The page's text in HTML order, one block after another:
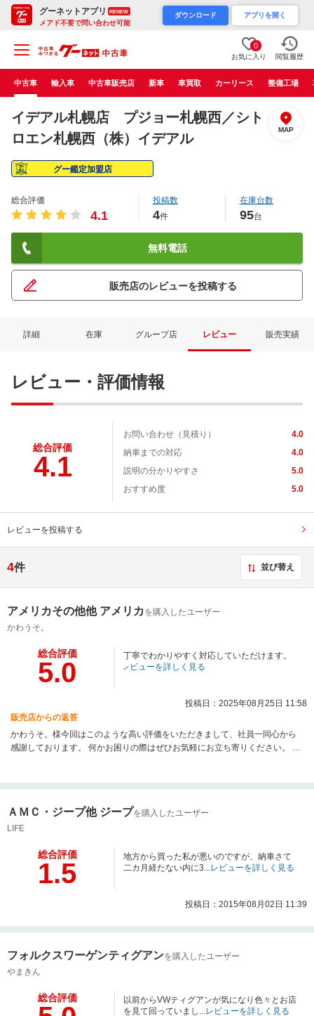
グーネットアプリ RENEW
メアド不要で問い合わせ可能
ダウンロード アプリを開く
0
お気に入り 閲覧履歴
中古車 輸入車 中古車販売店 新車 車買取 カーリース 整備工場
イデアル札幌店 プジョー札幌西／シト
ロエン札幌西（株）イデアル
MAP
グー鑑定加盟店
総合評価
4.1
投稿数
4件
在庫台数
95台
無料電話
販売店のレビューを投稿する
詳細 在庫 グループ店 レビュー 販売実績
レビュー・評価情報
総合評価
4.1
お問い合わせ（見積り）
4.0
納車までの対応
4.0
説明の分かりやすさ
5.0
おすすめ度
5.0
レビューを投稿する
4件 並び替え
アメリカその他他 アメリカ を購入したユーザー
かわうそ。
総合評価
5.0
丁寧でわかりやすく対応していただけます。
レビューを詳しく見る
投稿日：2025年08月25日 11:58
販売店からの返答
かわうそ。様今回はこのような高い評価をいただきまして、社員一同心から
感謝しております。 何かお困りの際はぜひお気軽にお立ち寄りください。 今
ＡＭＣ・ジープ他 ジープを購入したユーザー
LIFE
総合評価
1.5
地方から買った私が悪いのですが、納車さて
二カ月経たない内に3...レビューを詳しく見る
投稿日：2015年08月02日 11:39
フォルクスワーゲンティグアンを購入したユーザー
やまきん
総合評価
以前からVWティグアンが気になり色々とお店
を見て回っていまし...レビューを詳しく見る